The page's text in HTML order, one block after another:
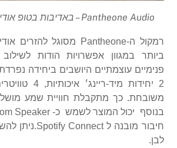
Pantheone Audio – באדיבות בטופ אודיו, צילום: יחצ חול
רמקול ה-Pantheone
מסוגל להזרים
ביותר במגוון אפשרויות הודות
פנימיים עוצמתיים היושבים ביחידה
2 יחידות מיד-
בנוסף
יכול המוצר לשמש כ- Speaker
חיבור מובנה לSpotify Connect.ניתן
לבן.